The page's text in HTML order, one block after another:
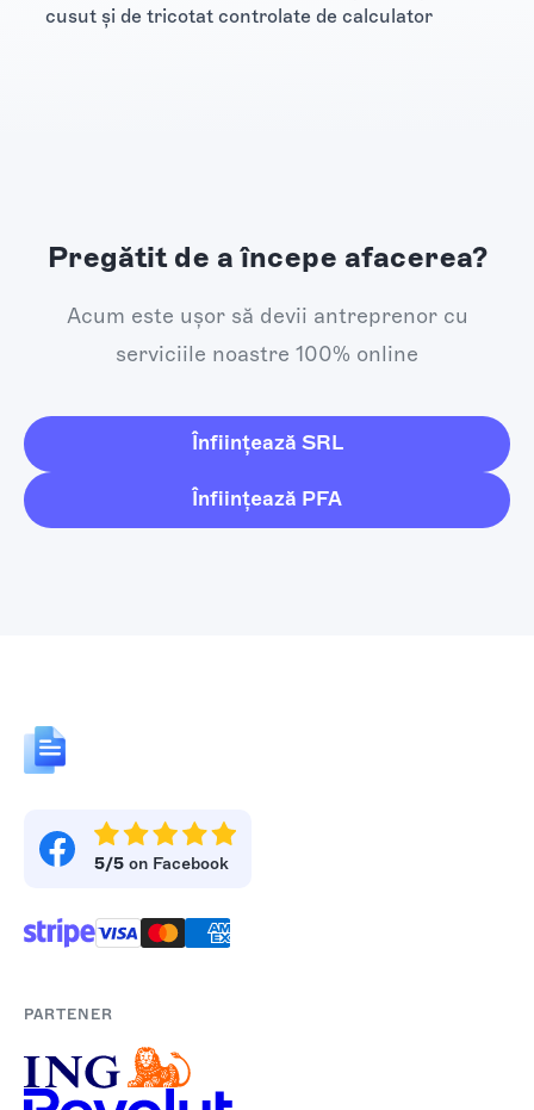
cusut şi de tricotat controlate de calculator
Pregătit de a începe afacerea?
Acum este ușor să devii antreprenor cu
serviciile noastre 100% online
Înființează SRL
Înființează PFA
5/5 on Facebook
PARTENER